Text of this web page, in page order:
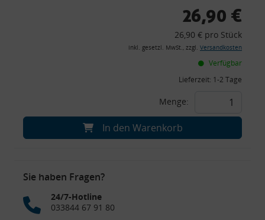
26,90 €
26,90 € pro Stück
inkl. gesetzl. MwSt., zzgl. Versandkosten
Verfügbar
Lieferzeit: 1-2 Tage
Menge:
In den Warenkorb
Sie haben Fragen?
24/7-Hotline
033844 67 91 80